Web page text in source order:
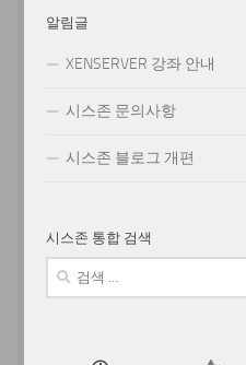
알림글
XENSERVER 강좌 안내
시스존 문의사항
시스존 블로그 개편
시스존 통합 검색
검